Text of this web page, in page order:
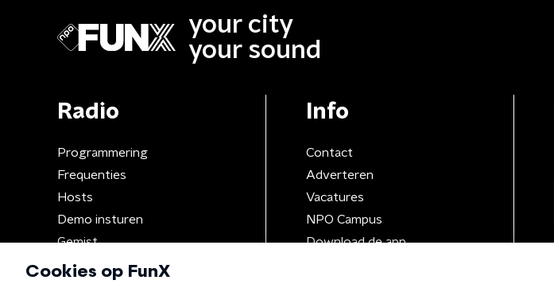
your city
your sound
Radio
Programmering
Frequenties
Hosts
Demo insturen
Gemist
Info
Contact
Adverteren
Vacatures
NPO Campus
Download de app